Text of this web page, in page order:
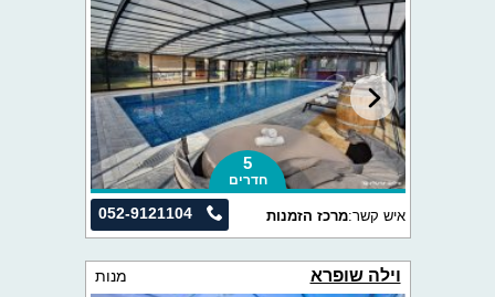
5
חדרים
052-9121104 איש קשר:מרכז הזמנות
וילה שופרא מנות